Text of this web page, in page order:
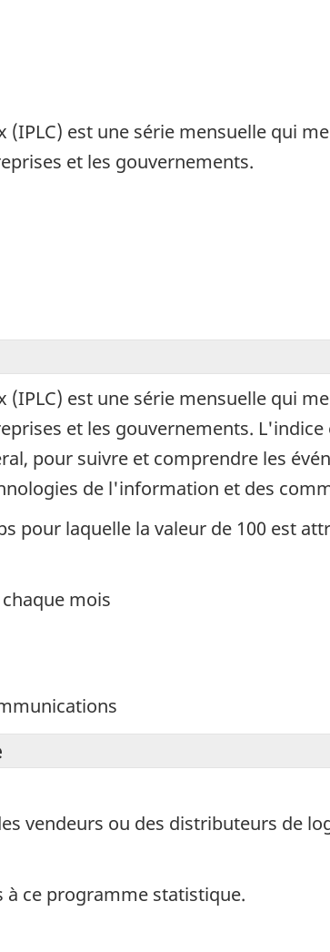
est une série mensuelle qui
et les gouvernements.
est une série mensuelle qui
et les gouvernements.
pour suivre et comprendre les
de l'information et des
pour laquelle la valeur de 100 est
mois
vendeurs ou des distributeurs de
à ce programme statistique.